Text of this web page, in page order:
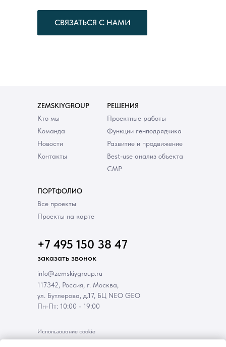
СВЯЗАТЬСЯ С НАМИ
ZEMSKIYGROUP РЕШЕНИЯ
ПОРТФОЛИО
Кто мы Проектные работы
Все проекты
заказать звонок
+7 495 150 38 47
Новости Развитие и продвижение
Команда Функции генподрядчика
Проекты на карте
Контакты
Best-use анализ объекта
СМР
info@zemskiygroup.ru
117342, Россия, г. Москва,
ул. Бутлерова, д.17, БЦ NEO GEO
Пн-Пт: 10:00 - 19:00
Использование cookie